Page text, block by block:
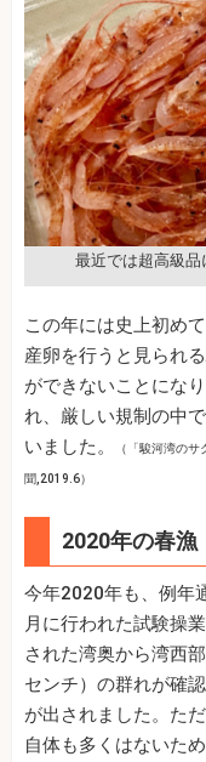
最近では超高級
この年には史上初め
産卵を行うと見られ
ができないことにな
れ、厳しい規制の中
いました。
（「駿河湾の
聞,2019.6）
2020年の春漁
今年2020年も、例年
月に行われた試験操
された湾奥から湾西
センチ）の群れが確
が出されました。た
自体も多くはないた